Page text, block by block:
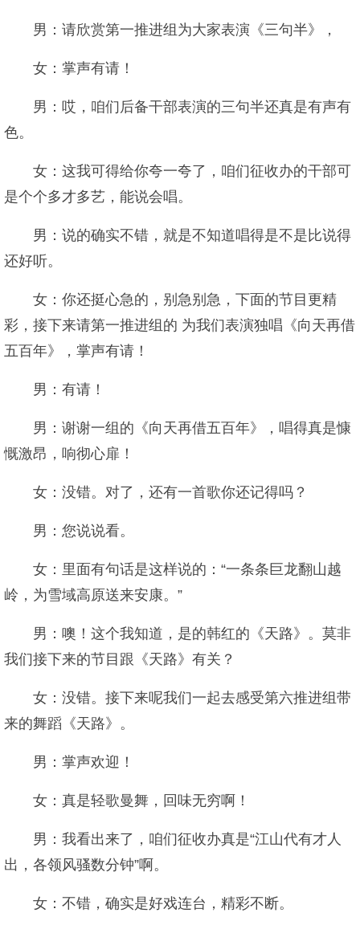
男：请欣赏第一推进组为大家表演《三句半》，
女：掌声有请！
男：哎，咱们后备干部表演的三句半还真是有声有
色。
女：这我可得给你夸一夸了，咱们征收办的干部可
是个个多才多艺，能说会唱。
男：说的确实不错，就是不知道唱得是不是比说得
还好听。
女：你还挺心急的，别急别急，下面的节目更精
彩，接下来请第一推进组的 为我们表演独唱《向天再借
五百年》，掌声有请！
男：有请！
男：谢谢一组的《向天再借五百年》，唱得真是慷
慨激昂，响彻心扉！
女：没错。对了，还有一首歌你还记得吗？
男：您说说看。
女：里面有句话是这样说的：“一条条巨龙翻山越
岭，为雪域高原送来安康。”
男：噢！这个我知道，是的韩红的《天路》。莫非
我们接下来的节目跟《天路》有关？
女：没错。接下来呢我们一起去感受第六推进组带
来的舞蹈《天路》。
男：掌声欢迎！
女：真是轻歌曼舞，回味无穷啊！
男：我看出来了，咱们征收办真是“江山代有才人
出，各领风骚数分钟”啊。
女：不错，确实是好戏连台，精彩不断。